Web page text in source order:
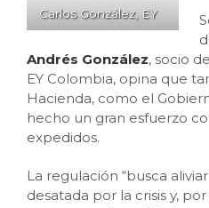
Carlos González, EY
Andrés González, socio
EY Colombia, opina que
Hacienda, como el
hecho un gran esfuerzo
expedidos.
La regulación “busca
desatada por la crisis y,